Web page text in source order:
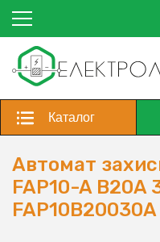
Каталог
Автомат
FAP10-A В20A
FAP10В20030A